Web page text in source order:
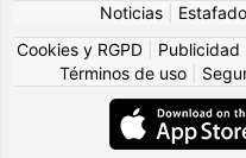
Noticias
Cookies y RGPD
Publicidad
Términos de uso